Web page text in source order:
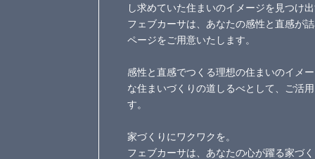
し求めていた住まいのイメージを見つけ
フェブカーサは、あなたの感性と直感が
ページをご用意いたします。
感性と直感でつくる理想の住まいのイメ
な住まいづくりの道しるべとして、ご活
す。
家づくりにワクワクを。
フェブカーサは、あなたの心が躍る家づ